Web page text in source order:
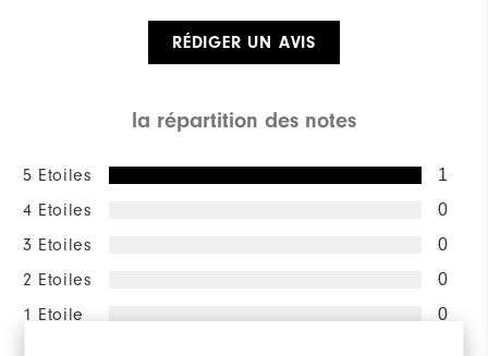
RÉDIGER UN AVIS
la répartition des notes
5 Etoiles 1
4 Etoiles 0
3 Etoiles 0
2 Etoiles 0
1 Etoile 0